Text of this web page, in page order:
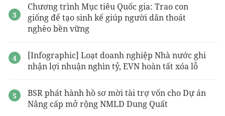
Chương trình Mục tiêu Quốc gia: Trao con
giống để tạo sinh kế giúp người dân thoát
nghèo bền vững
[Infographic] Loạt doanh nghiệp Nhà nước ghi
nhận lợi nhuận nghìn tỷ, EVN hoàn tất xóa lỗ
BSR phát hành hồ sơ mời tài trợ vốn cho Dự án
Nâng cấp mở rộng NMLD Dung Quất